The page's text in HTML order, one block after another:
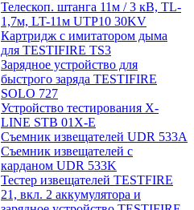
Телескоп. штанга 11м / 3 кВ, TL-
1,7м, LT-11м UTP10 30KV
Картридж с имитатором дыма
для TESTIFIRE TS3
Зарядное устройство для
быстрого заряда TESTIFIRE
SOLO 727
Устройство тестирования X-
LINE STB 01X-E
Съемник извещателей UDR 533A
Съемник извещателей с
карданом UDR 533K
Тестер извещателей TESTFIRE
21, вкл. 2 аккумулятора и